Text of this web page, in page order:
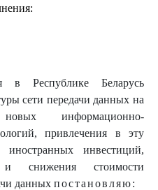
в Республике Беларусь
сети передачи данных на
информационно-
привлечения в эту
инвестиций,
снижения стоимости
данных постановляю: